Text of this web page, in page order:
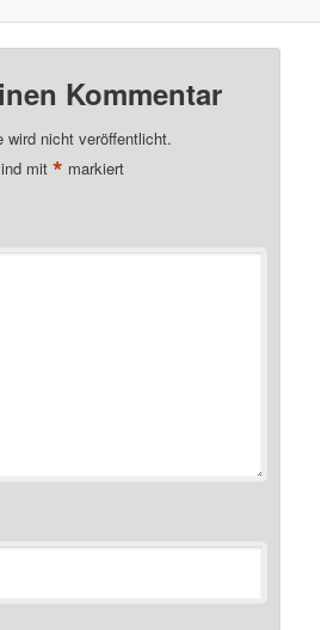
Kommentar
wird nicht veröffentlicht.
mit* markiert